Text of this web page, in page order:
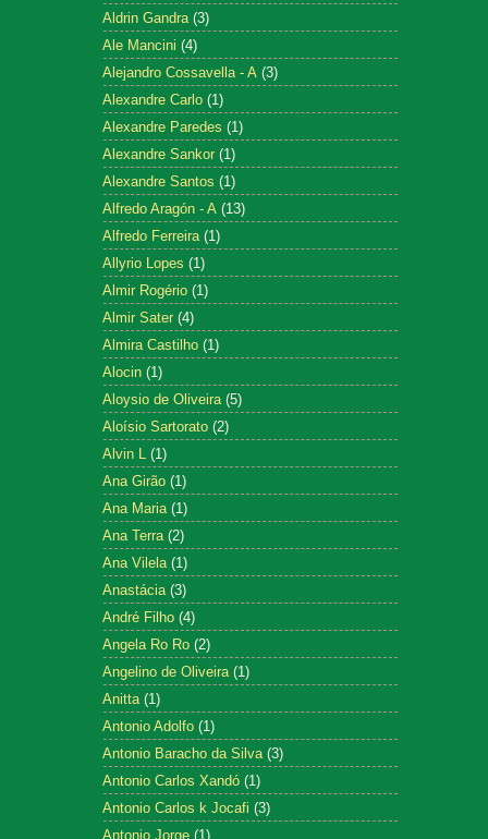
Aldrin Gandra (3)
Ale Mancini (4)
Alejandro Cossavella - A (3)
Alexandre Carlo (1)
Alexandre Paredes (1)
Alexandre Sankor (1)
Alexandre Santos (1)
Alfredo Aragón - A (13)
Alfredo Ferreira (1)
Allyrio Lopes (1)
Almir Rogério (1)
Almir Sater (4)
Almira Castilho (1)
Alocin (1)
Aloysio de Oliveira (5)
Aloísio Sartorato (2)
Alvin L (1)
Ana Girão (1)
Ana Maria (1)
Ana Terra (2)
Ana Vilela (1)
Anastácia (3)
André Filho (4)
Angela Ro Ro (2)
Angelino de Oliveira (1)
Anitta (1)
Antonio Adolfo (1)
Antonio Baracho da Silva (3)
Antonio Carlos Xandó (1)
Antonio Carlos k Jocafi (3)
Antonio Jorge (1)